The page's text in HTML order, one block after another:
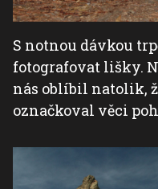
S notnou dávkou
fotografovat lišky.
nás oblíbil natolik,
označkoval věci